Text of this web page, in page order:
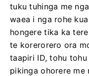
tuku tuhinga me
waea i nga rohe
hongere tika ka
te korerorero ora
taapiri ID, tohu
pikinga ohorere